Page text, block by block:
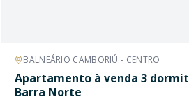
BALNEÁRIO CAMBORIÚ - CENTRO
Apartamento à venda 3
Barra Norte